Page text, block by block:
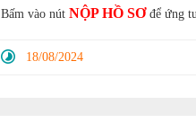
Bấm vào nút NỘP HỒ SƠđể ứng
18/08/2024